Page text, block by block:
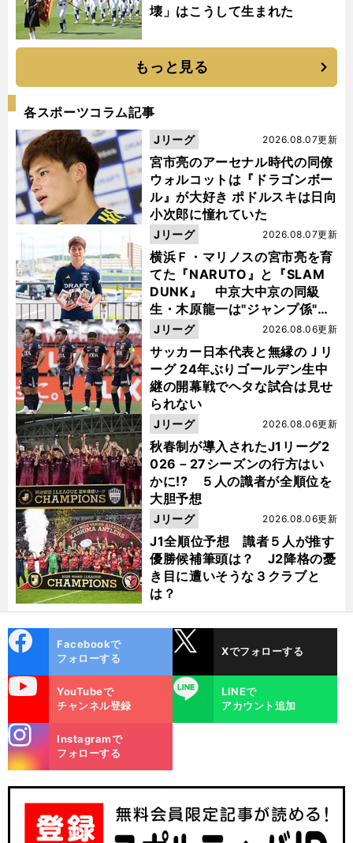
壊」はこうして生まれた
もっと見る
各スポーツコラム記事
宮市亮のアーセナル時代の同僚
ウォルコットは『ドラゴンボー
ル』が大好き ポドルスキは日向
小次郎に憧れていた
2026.08.07更新
Jリーグ
横浜Ｆ・マリノスの宮市亮を育
てた『NARUTO』と『SLAM
DUNK』 中京大中京の同級
生・木原龍一は"ジャンプ係"だ
った
2026.08.07更新
Jリーグ
サッカー日本代表と無縁のＪリ
ーグ 24年ぶりゴールデン生中
継の開幕戦でヘタな試合は見せ
られない
2026.08.06更新
Jリーグ
秋春制が導入されたJ1リーグ2
026－27シーズンの行方はい
かに!? ５人の識者が全順位を
大胆予想
2026.08.06更新
Jリーグ
J1全順位予想 識者５人が推す
優勝候補筆頭は？ J2降格の憂
き目に遭いそうな３クラブと
は？
2026.08.06更新
Jリーグ
ok
Facebookで
フォローする
Xでフォローする
YouTubeで
チャンネル登録
LINE
LINEで
アカウント追加
m
Instagramで
フォローする